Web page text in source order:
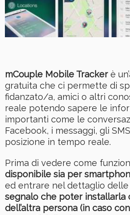
mCouple Mobile Trackerè
gratuita che ci permette di
fidanzato/a, amici o altri
reale potendo sapere le
importanti come le
Facebook, i messaggi, gli
posizione in tempo reale.
Prima di vedere come
disponibile sia per
ed entrare nel dettaglio
segnalo che poter installarla
dell’altra persona (in caso